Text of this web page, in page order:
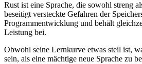
Rust ist eine Sprache, die sowohl streng
beseitigt versteckte Gefahren der
Programmentwicklung und behält
Leistung bei.
Obwohl seine Lernkurve etwas steil ist,
sein, als eine mächtige neue Sprache zu